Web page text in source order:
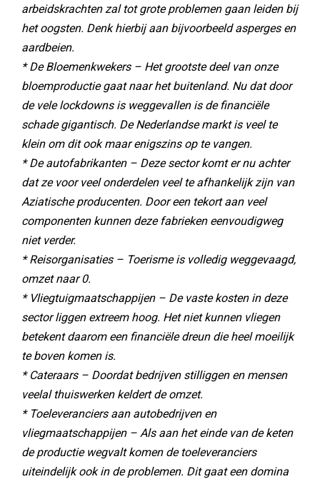
arbeidskrachten zal tot grote problemen gaan leiden bij
het oogsten. Denk hierbij aan bijvoorbeeld asperges en
aardbeien.
* De Bloemenkwekers – Het grootste deel van onze
bloemproductie gaat naar het buitenland. Nu dat door
de vele lockdowns is weggevallen is de financiële
schade gigantisch. De Nederlandse markt is veel te
klein om dit ook maar enigszins op te vangen.
* De autofabrikanten – Deze sector komt er nu achter
dat ze voor veel onderdelen veel te afhankelijk zijn van
Aziatische producenten. Door een tekort aan veel
componenten kunnen deze fabrieken eenvoudigweg
niet verder.
* Reisorganisaties – Toerisme is volledig weggevaagd,
omzet naar 0.
* Vliegtuigmaatschappijen – De vaste kosten in deze
sector liggen extreem hoog. Het niet kunnen vliegen
betekent daarom een financiële dreun die heel moeilijk
te boven komen is.
* Cateraars – Doordat bedrijven stilliggen en mensen
veelal thuiswerken keldert de omzet.
* Toeleveranciers aan autobedrijven en
vliegmaatschappijen – Als aan het einde van de keten
de productie wegvalt komen de toeleveranciers
uiteindelijk ook in de problemen. Dit gaat een domina